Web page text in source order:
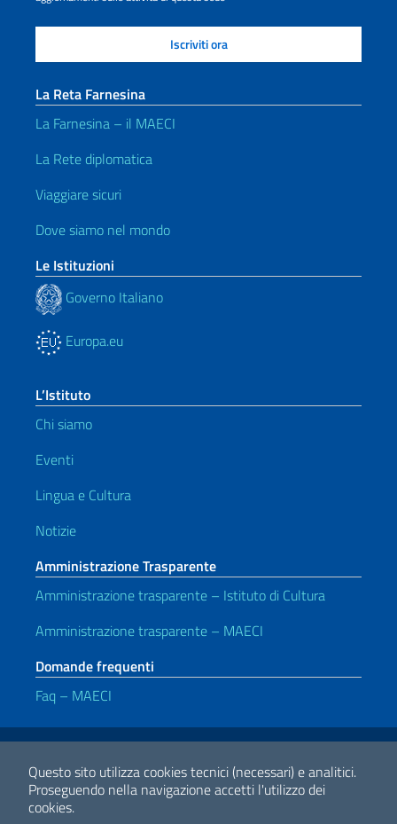
Questo sito utilizza cookies tecnici (necessari) e analitici.
Proseguendo nella navigazione accetti l'utilizzo dei
cookies.
La Reta Farnesina
La Farnesina – il MAECI
La Rete diplomatica
Viaggiare sicuri
Dove siamo nel mondo
Le Istituzioni
Governo Italiano
Europa.eu
L’Istituto
Chi siamo
Eventi
Lingua e Cultura
Notizie
Amministrazione Trasparente
Amministrazione trasparente – Istituto di Cultura
Amministrazione trasparente – MAECI
Domande frequenti
Faq – MAECI
Link Utili